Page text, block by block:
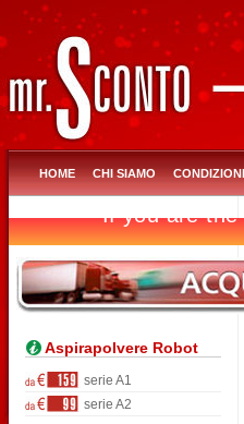
HOME CHI SIAMO
Aspirapolvere Robot
serie A1
serie A2